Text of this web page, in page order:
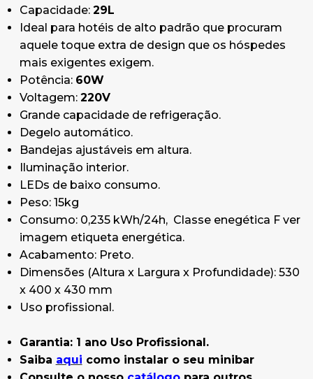
Capacidade: 29L
Ideal para hotéis de alto padrão que procuram
aquele toque extra de design que os hóspedes
mais exigentes exigem.
Potência: 60W
Voltagem: 220V
Grande capacidade de refrigeração.
Degelo automático.
Bandejas ajustáveis em altura.
Iluminação interior.
LEDs de baixo consumo.
Peso: 15kg
Consumo: 0,235 kWh/24h, Classe enegética F ver
imagem etiqueta energética.
Acabamento: Preto.
Dimensões (Altura x Largura x Profundidade): 530
x 400 x 430 mm
Uso profissional.
Garantia: 1 ano Uso Profissional.
Saiba aqui como instalar o seu minibar